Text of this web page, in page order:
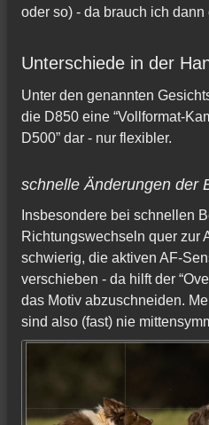
oder so) - da brauch ich
Unterschiede in der
Unter den genannten
die D850 eine “Vollformat-
D500” dar - nur flexibler.
schnelle Änderungen der
Insbesondere bei schnellen
Richtungswechseln quer zur
schwierig, die aktiven AF-
verschieben - da hilft der
das Motiv abzuschneiden.
sind also (fast) nie